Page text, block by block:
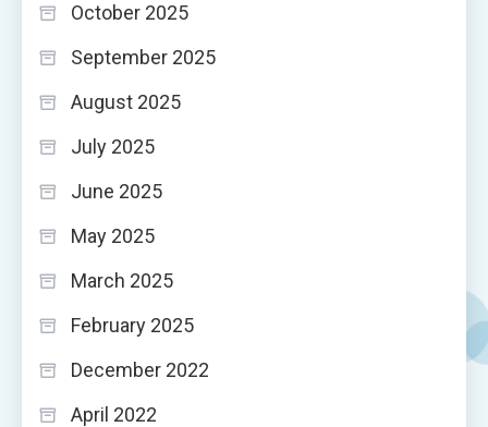
October 2025
September 2025
August 2025
July 2025
June 2025
May 2025
March 2025
February 2025
December 2022
April 2022